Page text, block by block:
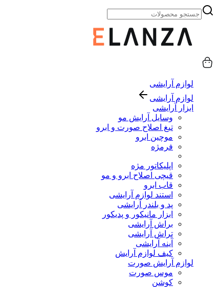
لوازم آرایشی
لوازم آرایشی
ابزار آرایشی
وسایل آرایش مو
تیغ اصلاح صورت و ابرو
موچین ابرو
فرمژه
اپلیکاتور مژه
قیچی اصلاح ابرو و مو
قاب ابرو
استند لوازم آرایشی
پد و بلندر آرایشی
ابزار مانیکور و پدیکور
براش آرایشی
تراش آرایشی
آینه آرایشی
کیف لوازم آرایش
لوازم آرایش صورت
موس صورت
کوشن